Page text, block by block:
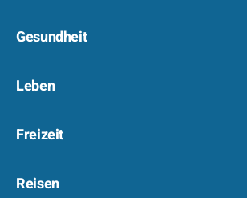
Gesundheit
Leben
Freizeit
Reisen